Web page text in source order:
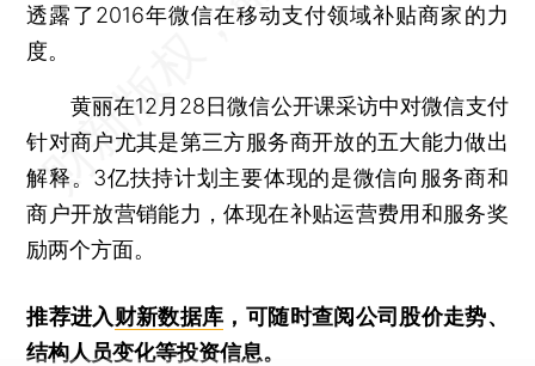
透露了2016年微信在移动支付领域补贴商家的力
度。
黄丽在12月28日微信公开课采访中对微信支付
针对商户尤其是第三方服务商开放的五大能力做出
解释。3亿扶持计划主要体现的是微信向服务商和
商户开放营销能力，体现在补贴运营费用和服务奖
励两个方面。
推荐进入财新数据库 ，可随时查阅公司股价走势、
结构人员变化等投资信息。